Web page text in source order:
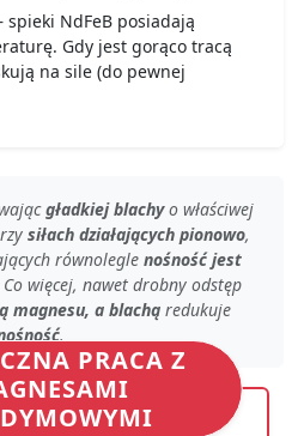
spieki NdFeB posiadają
Gdy jest gorąco tracą
na sile (do pewnej
gładkiej blachyo właściwej
siłach działających pionowo,
równolegle nośność jest
więcej, nawet drobny odstęp
magnesu, a blachą redukuje
.
PRACA Z